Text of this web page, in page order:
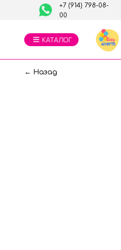
+7 (914) 798-08-
00
← Назад